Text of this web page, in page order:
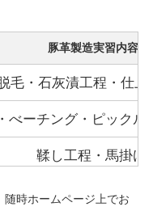
豚革製造実習内容
毛・石灰漬工程・仕上
べーチング・ピック
鞣し工程・馬掛け
再鞣し・染色・加脂
時ホームページ上でお